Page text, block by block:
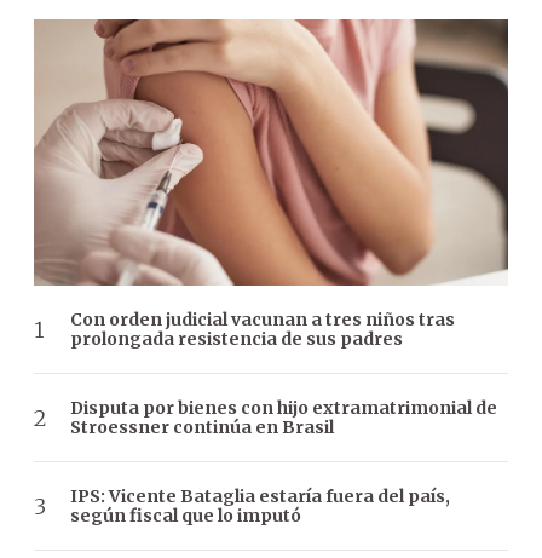
Con orden judicial vacunan a tres niños tras
prolongada resistencia de sus padres
Disputa por bienes con hijo extramatrimonial de
Stroessner continúa en Brasil
IPS: Vicente Bataglia estaría fuera del país,
según fiscal que lo imputó